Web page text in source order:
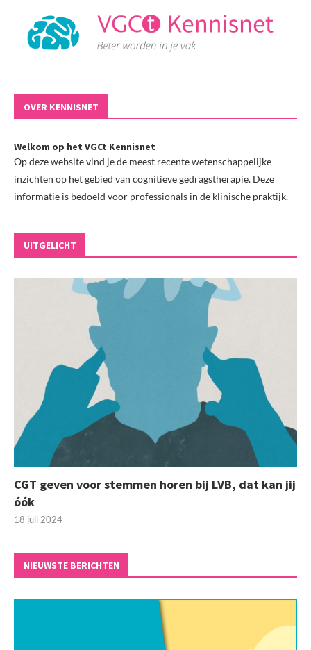
OVER KENNISNET
Welkom op het VGCt Kennisnet
Op deze website vind je de meest recente wetenschappelijke
inzichten op het gebied van cognitieve gedragstherapie. Deze
informatie is bedoeld voor professionals in de klinische praktijk.
UITGELICHT
CGT geven voor stemmen horen bij LVB, dat kan jij
óók
18 juli 2024
NIEUWSTE BERICHTEN